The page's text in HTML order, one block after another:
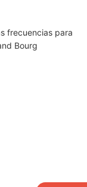
frecuencias para
Bourg